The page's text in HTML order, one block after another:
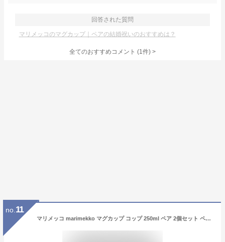
回答された質問
マリメッコのマグカップ｜ペアの結婚祝いのおすすめは？
全てのおすすめコメント (1件) >
no. 11
マリメッコ marimekko マグカップ コップ 250ml ペア 2個セット ペアマグ ウニッコ ハルカ セイレーニ 食器 テーブルウェア 北欧 北欧雑貨 北欧デザイン 北欧食器【スペシャルラッピング660円対応(別売り)】